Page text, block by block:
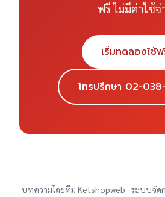
ฟรี ไม่มีค่าใช้จ่
เริ่มทดลองใช้
โทรปรึกษา 02-
บทความโดยทีม Ketshopweb · ระบบจั